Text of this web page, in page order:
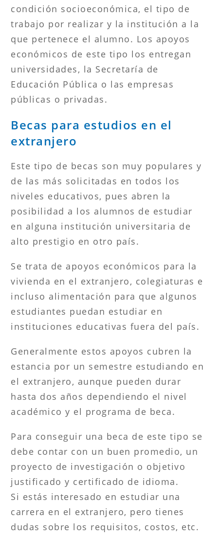
condición socioeconómica, el tipo de
trabajo por realizar y la institución a la
que pertenece el alumno. Los apoyos
económicos de este tipo los entregan
universidades, la Secretaría de
Educación Pública o las empresas
públicas o privadas.
Becas para estudios en el
extranjero
Este tipo de becas son muy populares y
de las más solicitadas en todos los
niveles educativos, pues abren la
posibilidad a los alumnos de estudiar
en alguna institución universitaria de
alto prestigio en otro país.
Se trata de apoyos económicos para la
vivienda en el extranjero, colegiaturas e
incluso alimentación para que algunos
estudiantes puedan estudiar en
instituciones educativas fuera del país.
Generalmente estos apoyos cubren la
estancia por un semestre estudiando en
el extranjero, aunque pueden durar
hasta dos años dependiendo el nivel
académico y el programa de beca.
Para conseguir una beca de este tipo se
debe contar con un buen promedio, un
proyecto de investigación o objetivo
justificado y certificado de idioma.
Si estás interesado en estudiar una
carrera en el extranjero, pero tienes
dudas sobre los requisitos, costos, etc.